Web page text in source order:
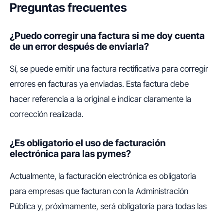
Preguntas frecuentes
¿Puedo corregir una factura si me doy cuenta
de un error después de enviarla?
Sí, se puede emitir una factura rectificativa para corregir
errores en facturas ya enviadas. Esta factura debe
hacer referencia a la original e indicar claramente la
corrección realizada.
¿Es obligatorio el uso de facturación
electrónica para las pymes?
Actualmente, la facturación electrónica es obligatoria
para empresas que facturan con la Administración
Pública y, próximamente, será obligatoria para todas las